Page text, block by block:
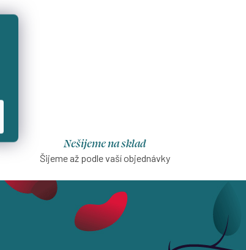
Nešijeme na sklad
Šijeme až podle vaší objednávky